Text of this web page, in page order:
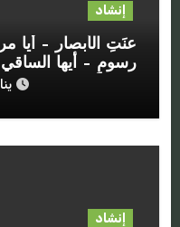
إنشاد
عنَتِ الأبصار – أيا
رسومٍ – أيها
يناير
إنشاد